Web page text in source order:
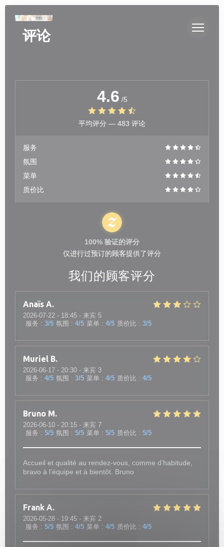
Cookie管理面板
评论
我们的顾客评分
Anaïs A
2026-07-22 - 18:45 - 来宾 5
服务 : 3/5 氛围 : 4/5 菜单 : 4/5 质价比 : 3/5
Muriel B
2026-06-17 - 20:30 - 来宾 3
服务 : 4/5 氛围 : 3/5 菜单 : 4/5 质价比 : 4/5
Bruno M
2026-06-10 - 20:15 - 来宾 7
服务 : 5/5 氛围 : 5/5 菜单 : 5/5 质价比 : 5/5
Accueil et qualité au rendez-vous, comme d’habitude,
bravo à l’équipe et à bientôt. Bruno
Frank A
2026-05-28 - 19:45 - 来宾 2
服务 : 5/5 氛围 : 4/5 菜单 : 4/5 质价比 : 4/5
4.6 /5
平均评分 — 483 评论
服务
氛围
菜单
质价比
100% 验证的评分
仅进行过预订的顾客提供了评分